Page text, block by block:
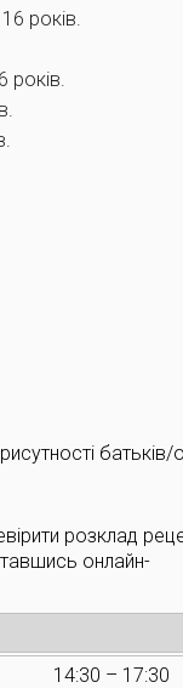
років.
років.
батьків/
розклад
онлайн-
14:30 – 17:30